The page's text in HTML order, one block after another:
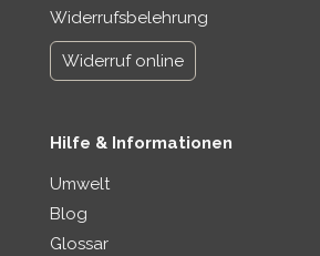
Widerrufsbelehrung
Widerruf online
Hilfe & Informationen
Umwelt
Blog
Glossar